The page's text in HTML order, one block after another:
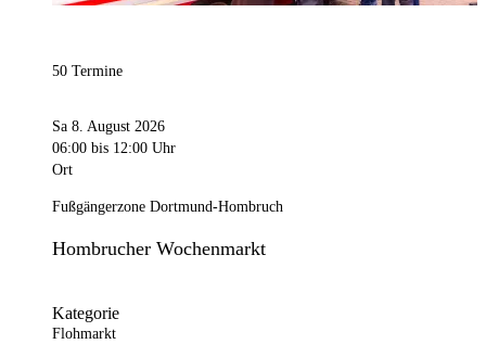
50 Termine
Sa 8. August 2026
06:00 bis 12:00 Uhr
Ort
Fußgängerzone Dortmund-Hombruch
Hombrucher Wochenmarkt
Kategorie
Flohmarkt